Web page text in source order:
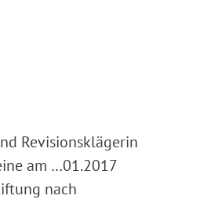
Revisionsklägerin
am …01.2017
nach